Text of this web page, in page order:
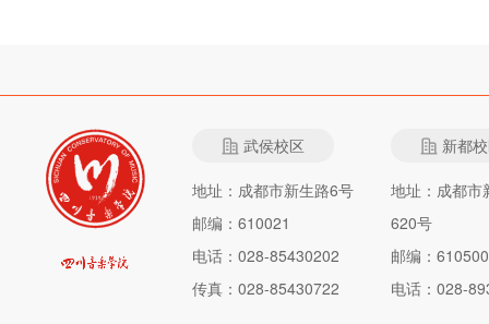
武侯校区
地址：成都市新生路6号
邮编：610021
电话：028-85430202
传真：028-85430722
新都
地址：成都市
620号
邮编：610500
电话：028-